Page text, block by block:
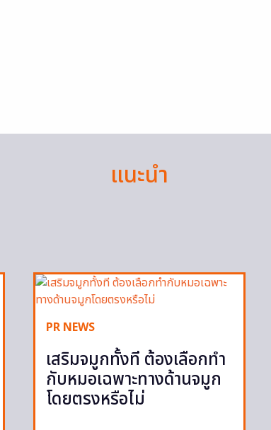
แนะนำ
PR NEWS
เสริมจมูกทั้งที ต้องเลือกทำ
กับหมอเฉพาะทางด้านจมูก
โดยตรงหรือไม่